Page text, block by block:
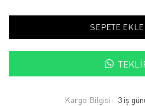
SEPETE EKLE
Kargo Bilgisi: 3 iş